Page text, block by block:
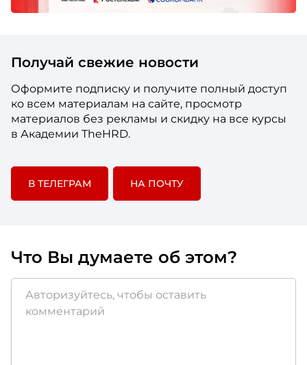
Получай свежие новости
Оформите подписку и получите полный доступ
ко всем материалам на сайте, просмотр
материалов без рекламы и скидку на все курсы
в Академии TheHRD.
В ТЕЛЕГРАМ НА ПОЧТУ
Что Вы думаете об этом?